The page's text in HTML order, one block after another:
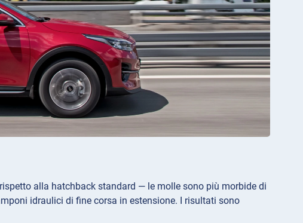
alla hatchback standard — le molle sono più morbide di
idraulici di fine corsa in estensione. I risultati sono